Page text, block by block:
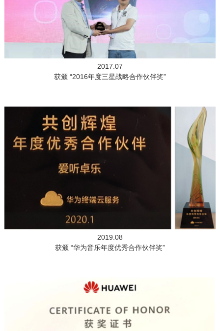
2017.07
获颁 “2016年度三星战略合作伙伴奖”
2019.08
获颁 “华为音乐年度优秀合作伙伴奖”